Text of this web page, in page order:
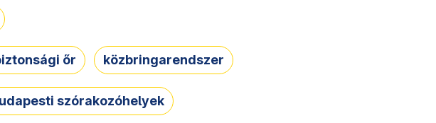
őr közbringarendszer
szórakozóhelyek